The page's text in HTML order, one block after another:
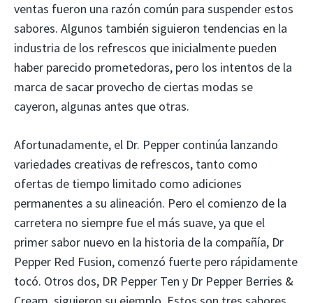
ventas fueron una razón común para suspender estos
sabores. Algunos también siguieron tendencias en la
industria de los refrescos que inicialmente pueden
haber parecido prometedoras, pero los intentos de la
marca de sacar provecho de ciertas modas se
cayeron, algunas antes que otras.
Afortunadamente, el Dr. Pepper continúa lanzando
variedades creativas de refrescos, tanto como
ofertas de tiempo limitado como adiciones
permanentes a su alineación. Pero el comienzo de la
carretera no siempre fue el más suave, ya que el
primer sabor nuevo en la historia de la compañía, Dr
Pepper Red Fusion, comenzó fuerte pero rápidamente
tocó. Otros dos, DR Pepper Ten y Dr Pepper Berries &